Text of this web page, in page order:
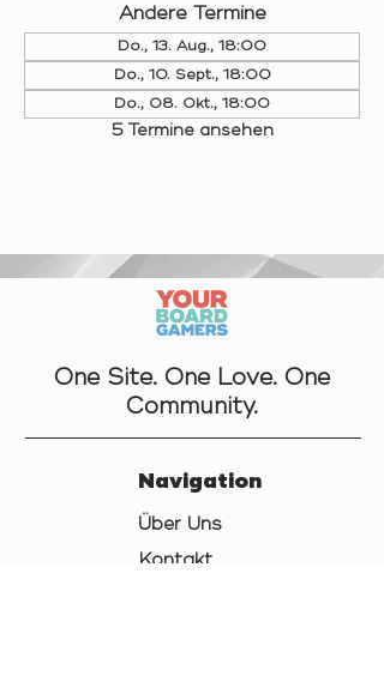
Andere Termine
Do., 13. Aug., 18:00
Do., 10. Sept., 18:00
Do., 08. Okt., 18:00
5 Termine ansehen
One Site. One Love. One
Community.
Navigation
Über Uns
Kontakt